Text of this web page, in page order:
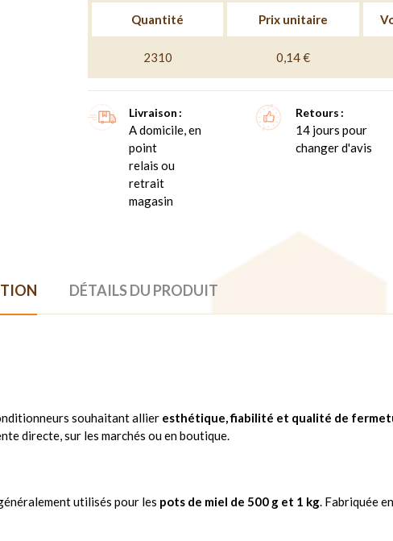
Quantité Prix unitaire
2310 0,14 €
Livraison
A domicile, en
point
relais ou
retrait
magasin
Retours
14 jours pour
changer d'avis
DÉTAILS DU PRODUIT
souhaitant allier esthétique, fiabilité et qualité de
directe, sur les marchés ou en boutique.
utilisés pour les pots de miel de 500 g et 1 kg. Fabriquée